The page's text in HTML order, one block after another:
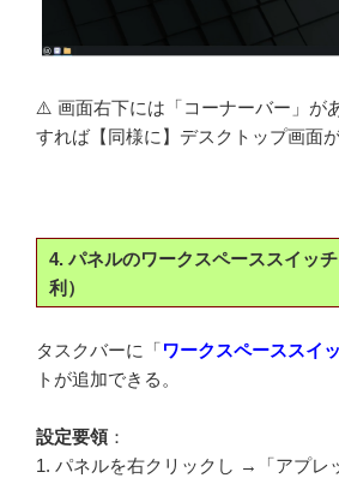
⚠️ 画面右下には「コーナーバー」が
すれば【同様に】デスクトップ画面
4. パネルのワークスペーススイッ
利）
タスクバーに「ワークスペーススイ
トが追加できる。
設定要領 ：
1. パネルを右クリックし →「アプレ